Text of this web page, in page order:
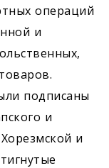
операций
и
подписаны
и
и